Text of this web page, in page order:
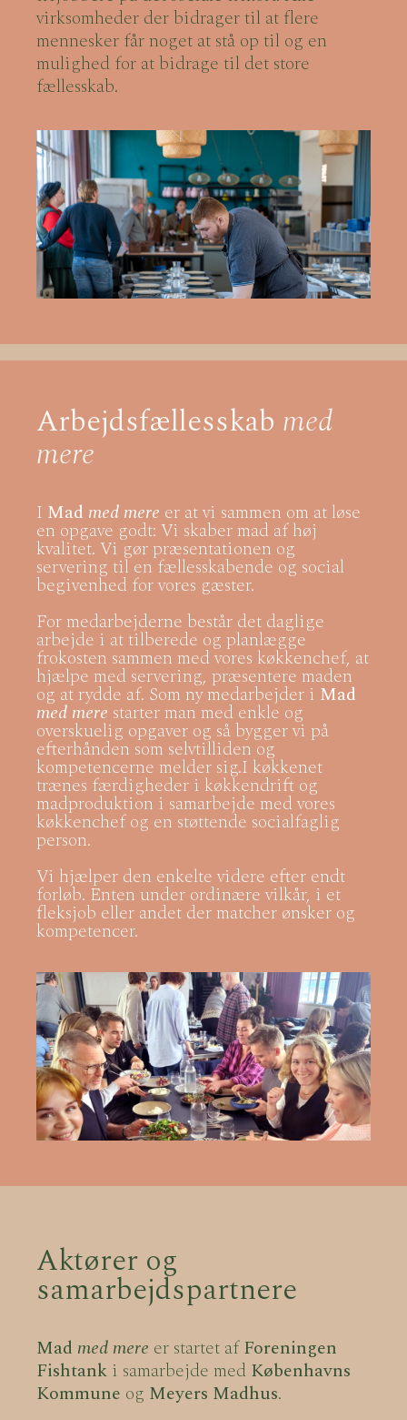
virksomheder der bidrager til at flere
mennesker får noget at stå op til og en
mulighed for at bidrage til det store
fællesskab.
Arbejdsfællesskab med
mere
I Mad med mere er at vi sammen om at løse
en opgave godt: Vi skaber mad af høj
kvalitet. Vi gør præsentationen og
servering til en fællesskabende og social
begivenhed for vores gæster.
For medarbejderne består det daglige
arbejde i at tilberede og planlægge
frokosten sammen med vores køkkenchef, at
hjælpe med servering, præsentere maden
og at rydde af. Som ny medarbejder i Mad
med mere starter man med enkle og
overskuelig opgaver og så bygger vi på
efterhånden som selvtilliden og
kompetencerne melder sig.I køkkenet
trænes færdigheder i køkkendrift og
madproduktion i samarbejde med vores
køkkenchef og en støttende socialfaglig
person.
Vi hjælper den enkelte videre efter endt
forløb. Enten under ordinære vilkår, i et
fleksjob eller andet der matcher ønsker og
kompetencer.
Aktører og
samarbejdspartnere
Mad med mere er startet afForeningen
Fishtank i samarbejde med Københavns
Kommune og Meyers Madhus.